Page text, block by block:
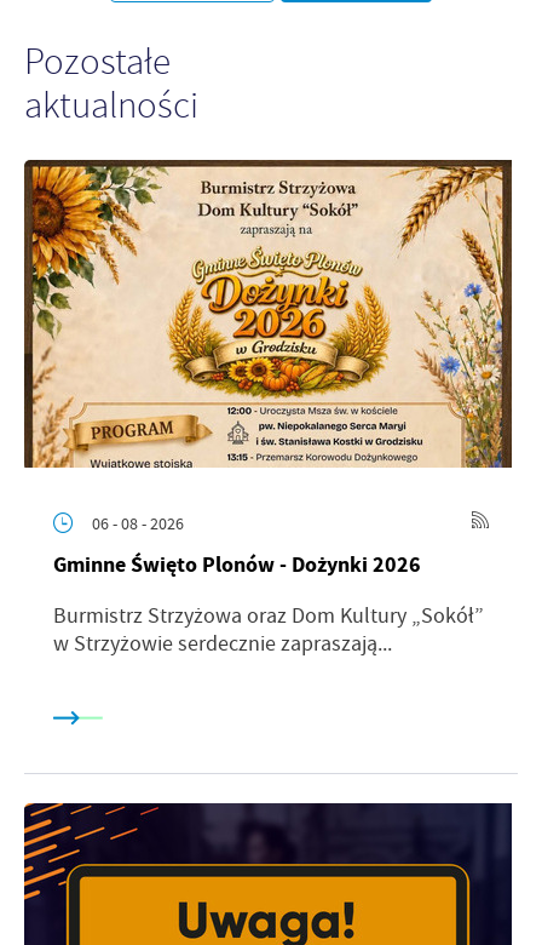
Pozostałe
aktualności
06 - 08 - 2026
Gminne Święto Plonów - Dożynki 2026
Burmistrz Strzyżowa oraz Dom Kultury „Sokół”
w Strzyżowie serdecznie zapraszają...